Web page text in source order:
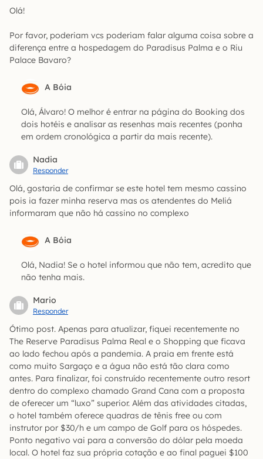
Olá!
Por favor, poderiam vcs poderiam falar alguma coisa sobre a
diferença entre a hospedagem do Paradisus Palma e o Riu
Palace Bavaro?
A Bóia
Olá, Álvaro! O melhor é entrar na página do Booking dos
dois hotéis e analisar as resenhas mais recentes (ponha
em ordem cronológica a partir da mais recente).
Nadia
Responder
Olá, gostaria de confirmar se este hotel tem mesmo cassino
pois ia fazer minha reserva mas os atendentes do Meliá
informaram que não há cassino no complexo
A Bóia
Olá, Nadia! Se o hotel informou que não tem, acredito que
não tenha mais.
Mario
Responder
Ótimo post. Apenas para atualizar, fiquei recentemente no
The Reserve Paradisus Palma Real e o Shopping que ficava
ao lado fechou após a pandemia. A praia em frente está
como muito Sargaço e a água não está tão clara como
antes. Para finalizar, foi construído recentemente outro resort
dentro do complexo chamado Grand Cana com a proposta
de oferecer um “luxo” superior. Além das atividades citadas,
o hotel também oferece quadras de tênis free ou com
instrutor por $30/h e um campo de Golf para os hóspedes.
Ponto negativo vai para a conversão do dólar pela moeda
local. O hotel faz sua própria cotação e ao final paguei $100